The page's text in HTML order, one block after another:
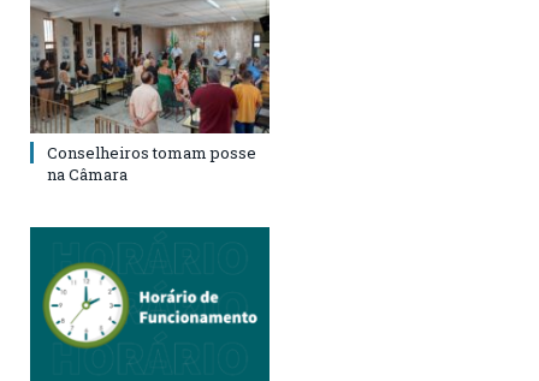
Conselheiros tomam posse
na Câmara